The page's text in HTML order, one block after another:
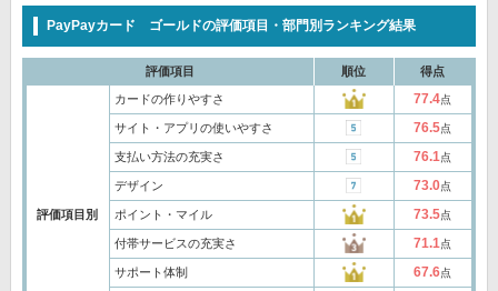
PayPayカード ゴールドの評価項目・部門別ランキング結果
評価項目 順位 得点
評価項目別
カードの作りやすさ 77.4点
サイト・アプリの使いやすさ 76.5点
支払い方法の充実さ 76.1点
デザイン 73.0点
ポイント・マイル 73.5点
付帯サービスの充実さ 71.1点
サポート体制 67.6点